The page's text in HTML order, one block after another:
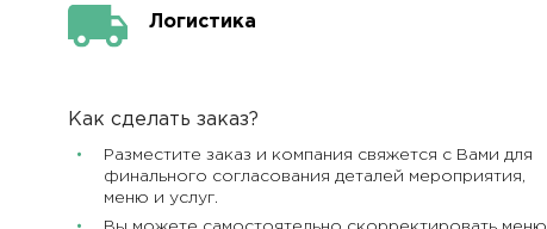
Логистика
Как сделать заказ?
Разместите заказ и компания свяжется с Вами для
финального согласования деталей мероприятия,
меню и услуг.
Вы можете самостоятельно скорректировать меню